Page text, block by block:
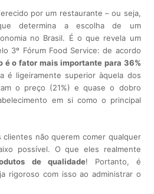
por um restaurante – ou seja,
determina a escolha de um
no Brasil. É o que revela um
3º Fórum Food Service: de acordo
é o fator mais importante para 36%
é ligeiramente superior àquela dos
o preço (21%) e quase o dobro
em si como o principal
clientes não querem comer qualquer
possível. O que eles realmente
de qualidade! Portanto, é
rigoroso com isso ao administrar o